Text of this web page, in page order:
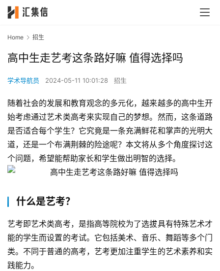
Home 招生
高中生走艺考这条路好嘛 值得选择吗
学术导航员 2024-05-11 10:01:28 招生
随着社会的发展和教育观念的多元化，越来越多的高中生开
始考虑通过艺术类高考来实现自己的梦想。然而，这条道路
是否适合每个学生？它究竟是一条充满鲜花和掌声的光明大
道，还是一个布满荆棘的险途呢？本文将从多个角度探讨这
个问题，希望能帮助家长和学生做出明智的选择。
什么是艺考？
艺考即艺术类高考，是指高等院校为了选拔具有特殊艺术才
能的学生而设置的考试。它包括美术、音乐、舞蹈等多个门
类。不同于普通的高考，艺考更加注重学生的艺术素养和实
践能力。